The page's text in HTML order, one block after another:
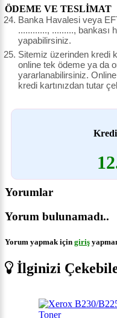
ÖDEME VE TESLİMAT
Banka Havalesi veya
............, ........., bankası
yapabilirsiniz.
Sitemiz üzerinden kredi
online tek ödeme ya da
yararlanabilirsiniz.
kredi kartınızdan tutar
Yorumlar
Yorum bulunamadı..
Yorum yapmak için giriş
İlginizi